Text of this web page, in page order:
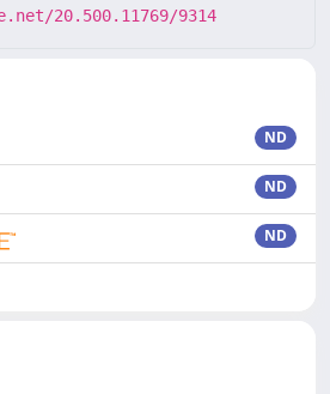
20.500.11769/9314
ND
ND
ND